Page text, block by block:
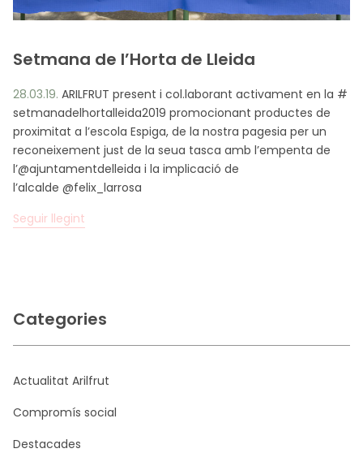
CA FR
Setmana de l’Horta de Lleida
28.03.19. ARILFRUT present i col.laborant activament en la #
setmanadelhortalleida2019 promocionant productes de
proximitat a l’escola Espiga, de la nostra pagesia per un
reconeixement just de la seua tasca amb l’empenta de
l’@ajuntamentdelleida i la implicació de
l’alcalde @felix_larrosa
Seguir llegint
Categories
Actualitat Arilfrut
Compromís social
Destacades